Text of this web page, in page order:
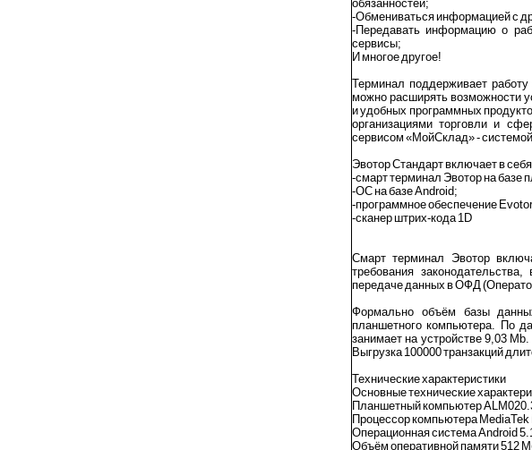
обязанностей;
-Обмениваться информацией с
-Передавать информацию о
сервисы;
И многое другое!
Терминал поддерживает
можно расширять возможности
и удобных программных
организациями торговли и
сервисом «МойСклад» -
Эвотор Стандарт включает в
-смарт терминал Эвотор на базе
-ОС на базе Android;
-программное обеспечение
-сканер штрих-кода 1D
Смарт терминал Эвотор
требования
передаче данных в ОФД
Формально объём базы
планшетного компьютера. По
занимает на устройстве 9,03
Выгрузка 100000 транзакций
Технические характеристики
Основные технические
Планшетный компьютер
Процессор компьютера
Операционная система Android
Объём оперативной памяти 512